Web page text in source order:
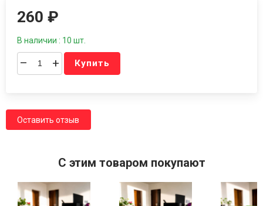
260₽
В наличии : 10 шт.
– + Купить
Оставить отзыв
C этим товаром покупают